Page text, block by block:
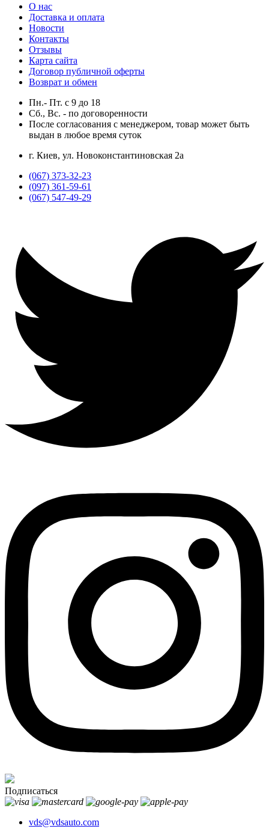
О нас
Доставка и оплата
Новости
Контакты
Отзывы
Карта сайта
Договор публичной оферты
Возврат и обмен
Пн.- Пт. с 9 до 18
Сб., Вс. - по договоренности
После согласования с менеджером, товар может быть
выдан в любое время суток
г. Киев, ул. Новоконстантиновская 2а
(067) 373-32-23
(097) 361-59-61
(067) 547-49-29
Подписаться
vds@vdsauto.com